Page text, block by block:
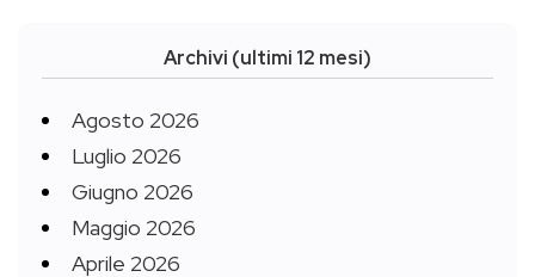
Archivi (ultimi 12 mesi)
Agosto 2026
Luglio 2026
Giugno 2026
Maggio 2026
Aprile 2026